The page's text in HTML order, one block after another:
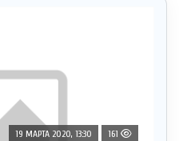
19 МАРТА 2020, 13:30 161